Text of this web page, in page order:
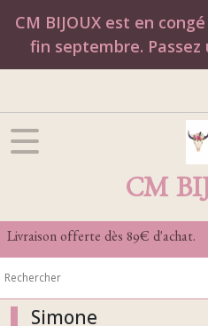
CM BIJOUX est en
fin septembre.
CM
Livraison offerte dès 89€ d'achat.
Simone
Fermer
Tous
les
produits
Les
Nouveautés
Les
personnalisables